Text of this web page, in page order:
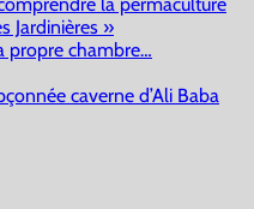
Jardinières »
propre chambre…
caverne d’Ali Baba